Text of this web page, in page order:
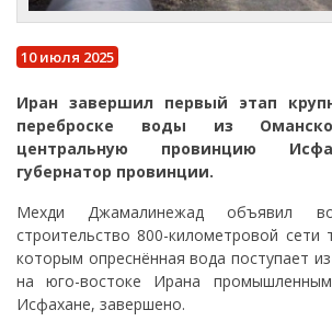
10 июля 2025
Иран завершил первый этап
переброске воды из
центральную провинцию
губернатор провинции.
Мехди Джамалинежад объявил
строительство 800-километровой сети
которым опреснённая вода поступает
на юго-востоке Ирана
Исфахане, завершено.